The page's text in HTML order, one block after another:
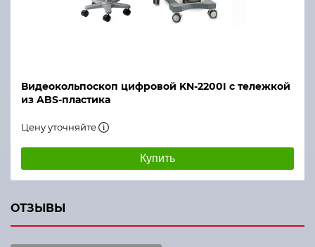
Видеокольпоскоп цифровой KN-2200I с тележкой
из ABS-пластика
Цену уточняйте
Купить
ОТЗЫВЫ